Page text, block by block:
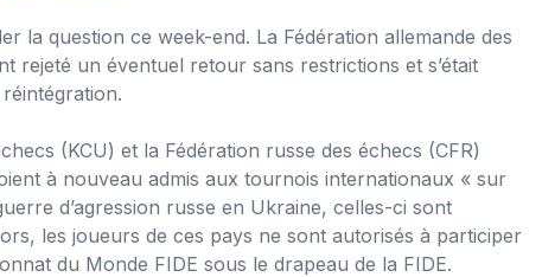
la question ce week-end. La Fédération allemande des
rejeté un éventuel retour sans restrictions et s’était
(KCU) et la Fédération russe des échecs (CFR)
à nouveau admis aux tournois internationaux « sur
d’agression russe en Ukraine, celles-ci sont
les joueurs de ces pays ne sont autorisés à participer
du Monde FIDE sous le drapeau de la FIDE.